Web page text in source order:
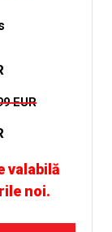
EUR
valabilă
noi.